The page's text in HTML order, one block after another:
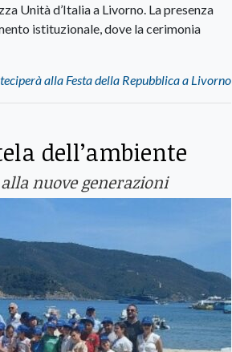
Unità d’Italia a Livorno. La presenza
istituzionale, dove la cerimonia
alla Festa della Repubblica a Livorno
dell’ambiente
nuove generazioni